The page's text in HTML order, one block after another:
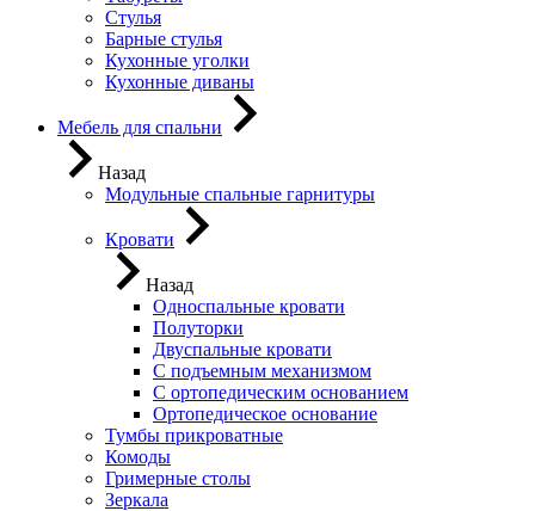
Стулья
Барные стулья
Кухонные уголки
Кухонные диваны
Мебель для спальни
Назад
Модульные спальные гарнитуры
Кровати
Назад
Односпальные кровати
Полуторки
Двуспальные кровати
С подъемным механизмом
С ортопедическим основанием
Ортопедическое основание
Тумбы прикроватные
Комоды
Гримерные столы
Зеркала